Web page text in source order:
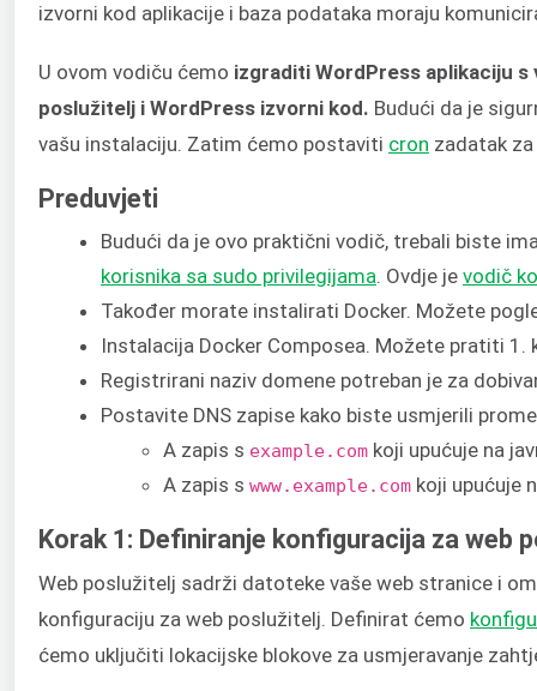
izvorni kod aplikacije i baza podataka moraju
U ovom vodiču ćemo izgraditi WordPress aplikaciju s
poslužitelj i WordPress izvorni kod. Budući da je
vašu instalaciju. Zatim ćemo postaviti cron zadatak
Preduvjeti
Budući da je ovo praktični vodič, trebali biste
korisnika sa sudo privilegijama . Ovdje je vodič
Također morate instalirati Docker. Možete
Instalacija Docker Composea. Možete pratiti 1.
Registrirani naziv domene potreban je za
Postavite DNS zapise kako biste usmjerili
A zapis s example.com koji upućuje na
A zapis s www.example.com koji upućuje
Korak 1: Definiranje konfiguracija za web
Web poslužitelj sadrži datoteke vaše web stranice i
konfiguraciju za web poslužitelj. Definirat ćemo
ćemo uključiti lokacijske blokove za usmjeravanje